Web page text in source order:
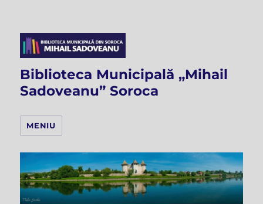
Biblioteca Municipală „Mihail
Sadoveanu” Soroca
MENIU